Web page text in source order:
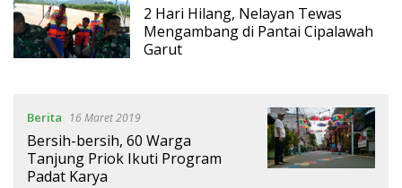
2 Hari Hilang, Nelayan Tewas
Mengambang di Pantai Cipalawah
Garut
Berita 16 Maret 2019
Bersih-bersih, 60 Warga
Tanjung Priok Ikuti Program
Padat Karya